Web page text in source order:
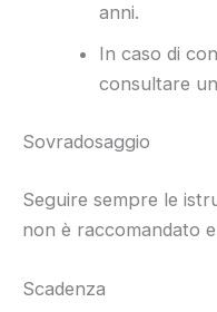
anni.
In caso di
consultare
Sovradosaggio
Seguire sempre le
non è raccomandato
Scadenza